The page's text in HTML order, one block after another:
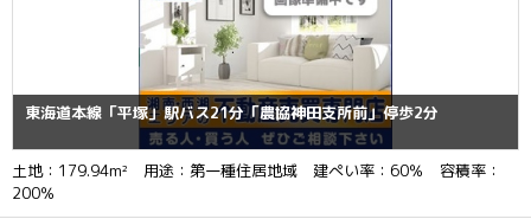
東海道本線「平塚」駅バス21分「農協神田支所前」停歩2分
土地：179.94m² 用途：第一種住居地域 建ぺい率：60％ 容積率：
200％